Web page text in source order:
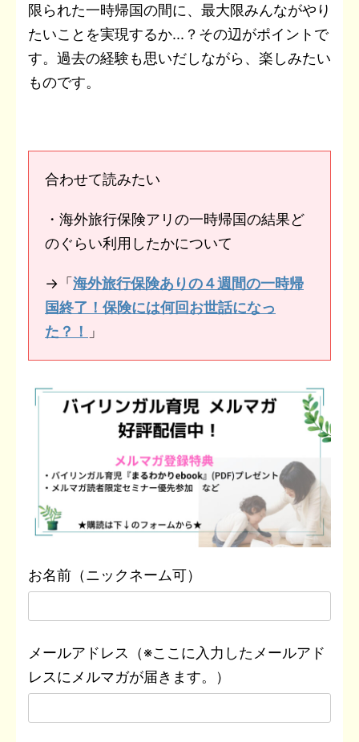
限られた一時帰国の間に、最大限みんながやり
たいことを実現するか...？その辺がポイントで
す。過去の経験も思いだしながら、楽しみたい
ものです。
合わせて読みたい
・海外旅行保険アリの一時帰国の結果ど
のぐらい利用したかについて
→「 海外旅行保険ありの４週間の一時帰
国終了！保険には何回お世話になっ
た？！
」
お名前（ニックネーム可）
メールアドレス（※ここに入力したメールアド
レスにメルマガが届きます。）